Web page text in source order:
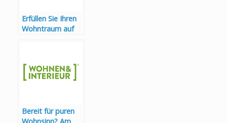
Erfüllen Sie Ihren
Wohntraum auf
Bereit für puren
Wohnsinn? Am